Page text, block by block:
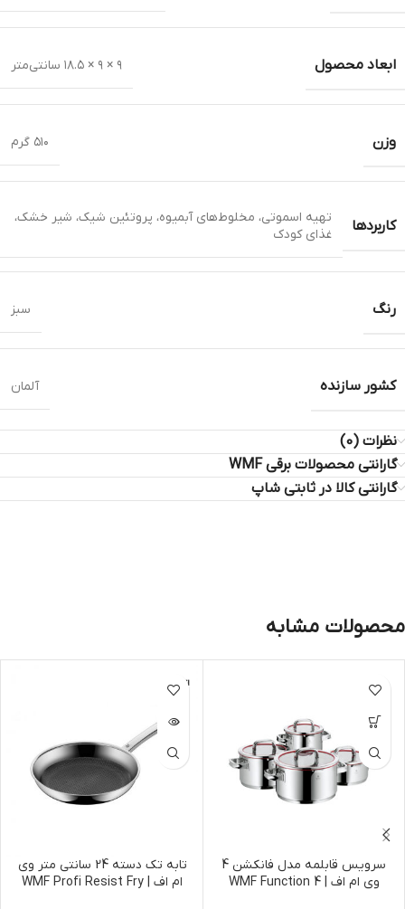
ابعاد محصول ۹ × ۹ × ۱۸.۵ سانتی‌متر
وزن ۵۱۰ گرم
کاربردها
تهیه اسموتی، مخلوط‌های آبمیوه، پروتئین شیک، شیر خشک،
غذای کودک
رنگ سبز
کشور سازنده آلمان
نظرات (0)
گارانتی محصولات برقی WMF
گارانتی کالا در ثابتی شاپ
محصولات مشابه
سرویس قابلمه مدل فانكشن 4
وی ام اف | WMF Function 4
اتمام مو
جودی
تابه تک دسته 24 سانتی متر وی
ام اف | WMF Profi Resist Fry